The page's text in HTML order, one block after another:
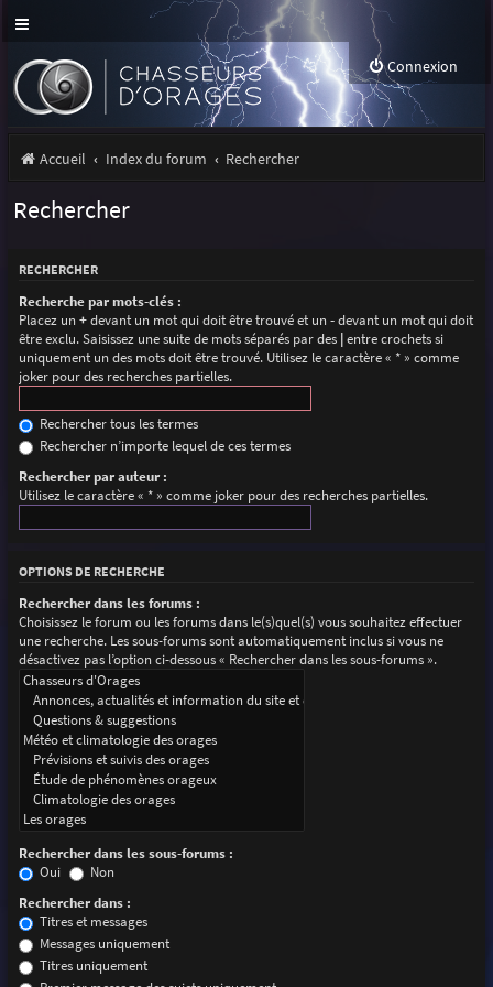
Connexion
Accueil Index du forum Rechercher
Rechercher
RECHERCHER
Recherche par mots-clés :
Placez un+devant un mot qui doit être trouvé et un-devant un mot qui doit
être exclu. Saisissez une suite de mots séparés par des |entre crochets si
uniquement un des mots doit être trouvé. Utilisez le caractère « * » comme
joker pour des recherches partielles.
Rechercher tous les termes
Rechercher n’importe lequel de ces termes
Rechercher par auteur :
Utilisez le caractère « * » comme joker pour des recherches partielles.
OPTIONS DE RECHERCHE
Rechercher dans les forums :
Choisissez le forum ou les forums dans le(s)quel(s) vous souhaitez effectuer
une recherche. Les sous-forums sont automatiquement inclus si vous ne
désactivez pas l’option ci-dessous « Rechercher dans les sous-forums ».
Rechercher dans les sous-forums :
Oui
Non
Rechercher dans :
Titres et messages
Messages uniquement
Titres uniquement